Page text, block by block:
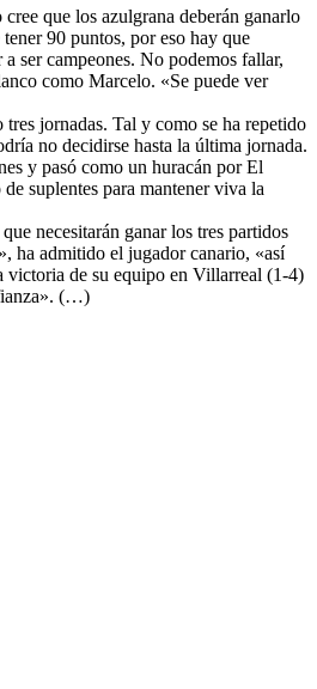
que los azulgrana deberán ganarlo
90 puntos, por eso hay que
ser campeones. No podemos fallar,
como Marcelo. «Se puede ver
jornadas. Tal y como se ha repetido
no decidirse hasta la última jornada.
y pasó como un huracán por El
suplentes para mantener viva la
necesitarán ganar los tres partidos
ha admitido el jugador canario, «así
victoria de su equipo en Villarreal (1-4)
(…)